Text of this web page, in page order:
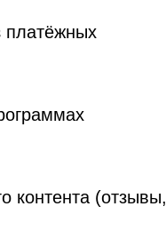
платёжных
контента (отзывы,